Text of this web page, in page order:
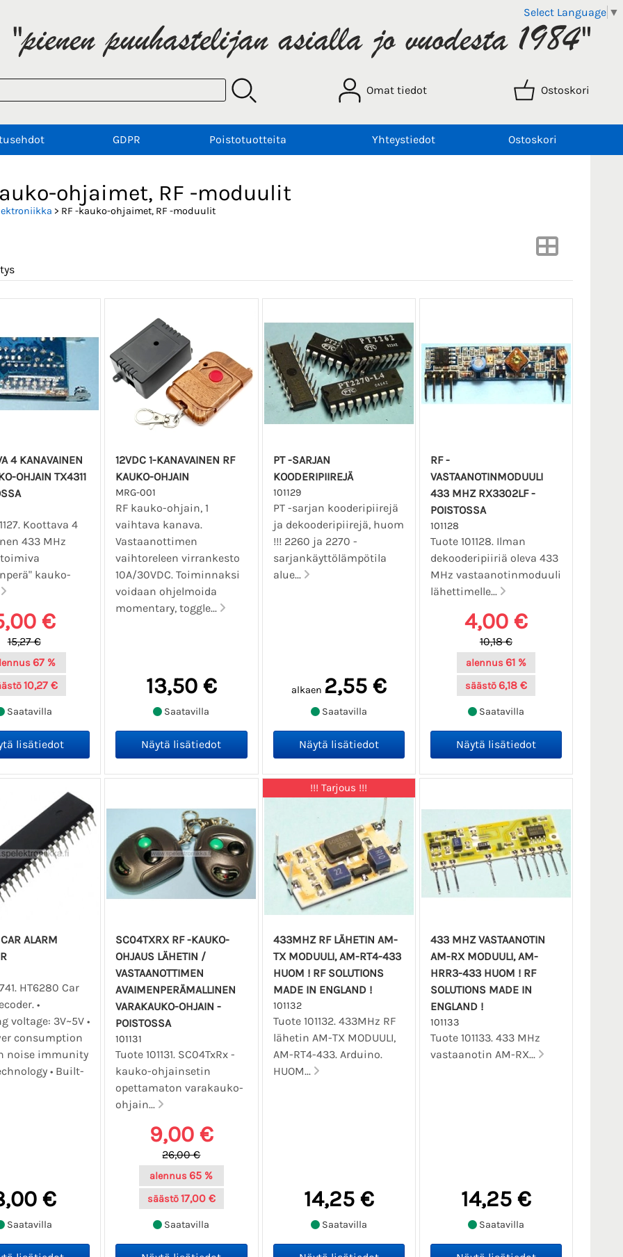
Select Language ▼
Omat tiedot Ostoskori
GDPR Poistotuotteita Yhteystiedot Ostoskori
ohjaimet, RF -moduulit
> RF -kauko-ohjaimet, RF -moduulit
4 KANAVAINEN
OHJAIN TX4311
Koottava 4
433 MHz
kauko-
€
15,27 €
67 %
10,27 €
Saatavilla
12VDC 1-KANAVAINEN RF
KAUKO-OHJAIN
MRG-001
RF kauko-ohjain, 1
vaihtava kanava.
Vastaanottimen
vaihtoreleen virrankesto
10A/30VDC. Toiminnaksi
voidaan ohjelmoida
momentary, toggle...
13,50 €
Saatavilla
PT -SARJAN
KOODERIPIIREJÄ
101129
PT -sarjan kooderipiirejä
ja dekooderipiirejä, huom
!!! 2260 ja 2270 -
sarjankäyttölämpötila
alue...
alkaen 2,55 €
Saatavilla
RF -
VASTAANOTINMODUULI
433 MHZ RX3302LF -
POISTOSSA
101128
Tuote 101128. Ilman
dekooderipiiriä oleva 433
MHz vastaanotinmoduuli
lähettimelle...
4,00 €
10,18 €
alennus61 %
säästö6,18 €
Saatavilla
ALARM
HT6280 Car
•
voltage: 3V~5V •
consumption
noise immunity
• Built-
€
Saatavilla
SC04TXRX RF -KAUKO-
OHJAUS LÄHETIN /
VASTAANOTTIMEN
AVAIMENPERÄMALLINEN
VARAKAUKO-OHJAIN -
POISTOSSA
101131
Tuote 101131. SC04TxRx -
kauko-ohjainsetin
opettamaton varakauko-
ohjain...
9,00 €
26,00 €
alennus65 %
säästö17,00 €
Saatavilla
!!! Tarjous !!!
433MHZ RF LÄHETIN AM-
TX MODUULI, AM-RT4-433
HUOM ! RF SOLUTIONS
MADE IN ENGLAND !
101132
Tuote 101132. 433MHz RF
lähetin AM-TX MODUULI,
AM-RT4-433. Arduino.
HUOM...
14,25 €
Saatavilla
433 MHZ VASTAANOTIN
AM-RX MODUULI, AM-
HRR3-433 HUOM ! RF
SOLUTIONS MADE IN
ENGLAND !
101133
Tuote 101133. 433 MHz
vastaanotin AM-RX...
14,25 €
Saatavilla